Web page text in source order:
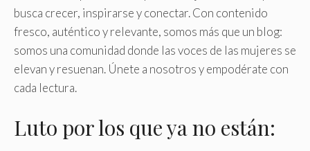
busca crecer, inspirarse y conectar. Con contenido
fresco, auténtico y relevante, somos más que un blog:
somos una comunidad donde las voces de las mujeres se
elevan y resuenan. Únete a nosotros y empodérate con
cada lectura.
Luto por los que ya no están: